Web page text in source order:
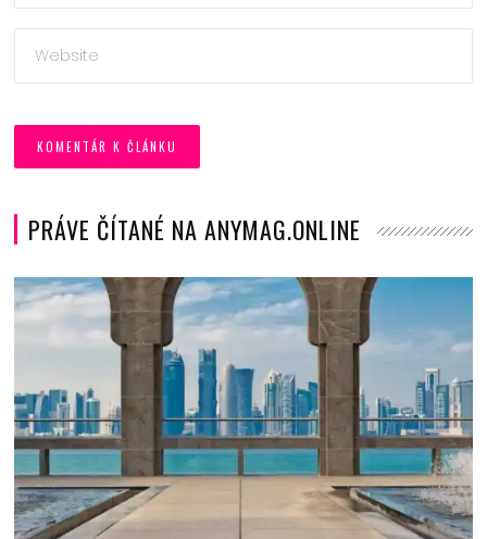
PRÁVE ČÍTANÉ NA ANYMAG.ONLINE